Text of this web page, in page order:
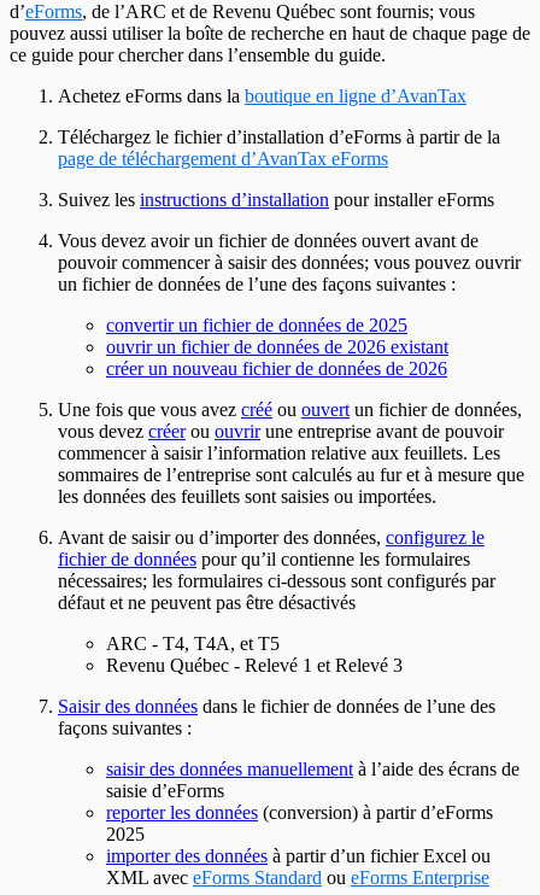
d’eForms, de l’ARC et de Revenu Québec sont fournis; vous
pouvez aussi utiliser la boîte de recherche en haut de chaque page de
ce guide pour chercher dans l’ensemble du guide.
Achetez eForms dans la boutique en ligne d’AvanTax
Téléchargez le fichier d’installation d’eForms à partir de la
page de téléchargement d’AvanTax eForms
Suivez les instructions d’installation pour installer eForms
Vous devez avoir un fichier de données ouvert avant de
pouvoir commencer à saisir des données; vous pouvez ouvrir
un fichier de données de l’une des façons suivantes :
convertir un fichier de données de 2025
ouvrir un fichier de données de 2026 existant
créer un nouveau fichier de données de 2026
Une fois que vous avez créé ou ouvert un fichier de données,
vous devez créerou ouvrirune entreprise avant de pouvoir
commencer à saisir l’information relative aux feuillets. Les
sommaires de l’entreprise sont calculés au fur et à mesure que
les données des feuillets sont saisies ou importées.
Avant de saisir ou d’importer des données, configurez le
fichier de données pour qu’il contienne les formulaires
nécessaires; les formulaires ci-dessous sont configurés par
défaut et ne peuvent pas être désactivés
ARC - T4, T4A, et T5
Revenu Québec - Relevé 1 et Relevé 3
Saisir des données dans le fichier de données de l’une des
façons suivantes :
saisir des données manuellement à l’aide des écrans de
saisie d’eForms
reporter les données (conversion) à partir d’eForms
2025
importer des données à partir d’un fichier Excel ou
XML avec eForms Standard ou eForms Enterprise